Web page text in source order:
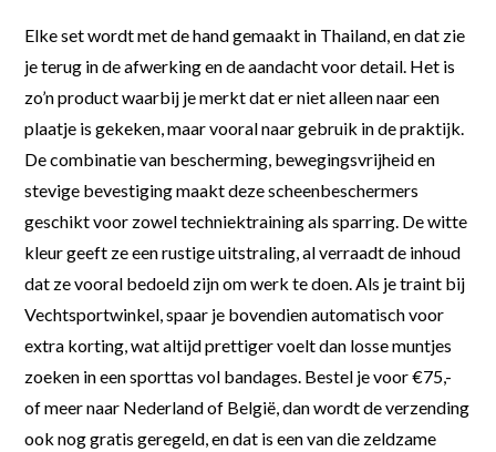
Elke set wordt met de hand gemaakt in Thailand, en dat zie
je terug in de afwerking en de aandacht voor detail. Het is
zo’n product waarbij je merkt dat er niet alleen naar een
plaatje is gekeken, maar vooral naar gebruik in de praktijk.
De combinatie van bescherming, bewegingsvrijheid en
stevige bevestiging maakt deze scheenbeschermers
geschikt voor zowel techniektraining als sparring. De witte
kleur geeft ze een rustige uitstraling, al verraadt de inhoud
dat ze vooral bedoeld zijn om werk te doen. Als je traint bij
Vechtsportwinkel, spaar je bovendien automatisch voor
extra korting, wat altijd prettiger voelt dan losse muntjes
zoeken in een sporttas vol bandages. Bestel je voor €75,-
of meer naar Nederland of België, dan wordt de verzending
ook nog gratis geregeld, en dat is een van die zeldzame